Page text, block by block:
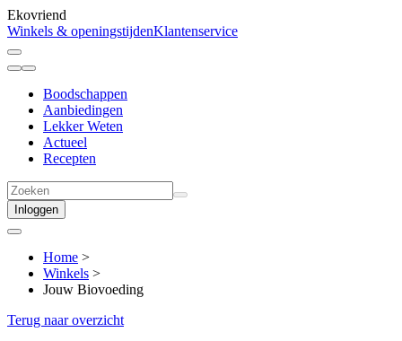
Ekovriend
Winkels & openingstijdenKlantenservice
Boodschappen
Aanbiedingen
Lekker Weten
Actueel
Recepten
Inloggen
Home >
Winkels >
Jouw Biovoeding
Terug naar overzicht